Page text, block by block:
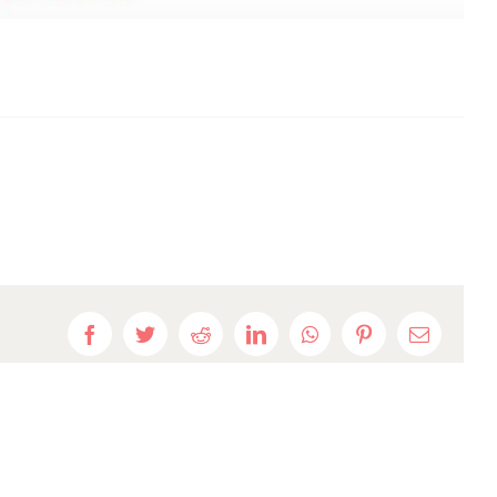
FacebookTwitterRedditLinkedInWhatsAppPinterest
E-